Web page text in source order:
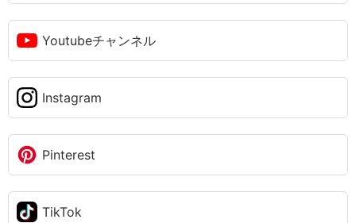
Youtubeチャンネル
Instagram
Pinterest
TikTok